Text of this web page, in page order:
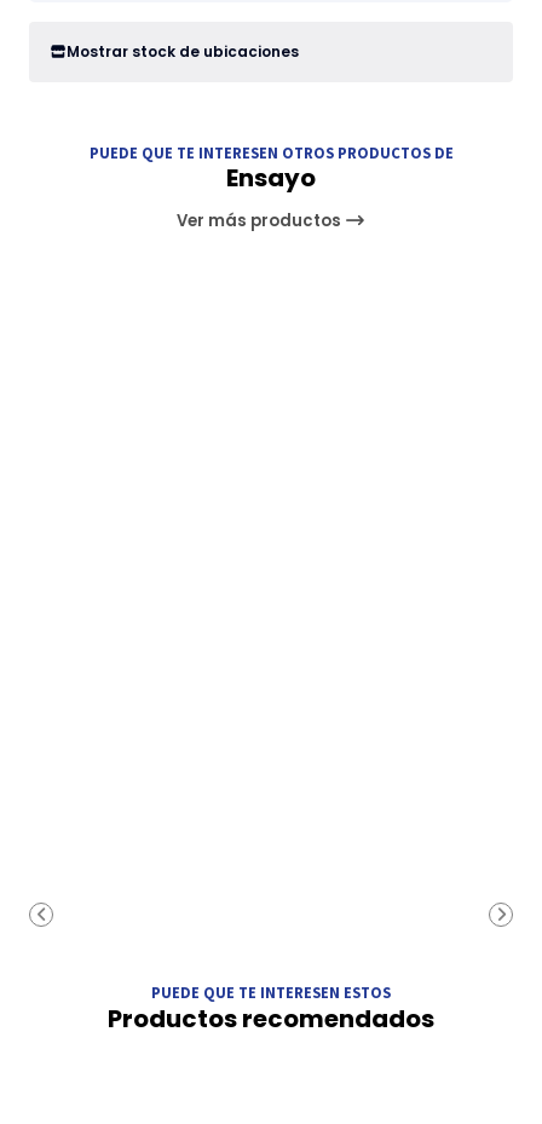
Mostrar stock de ubicaciones
PUEDE QUE TE INTERESEN OTROS PRODUCTOS DE
Ensayo
Ver más productos
PUEDE QUE TE INTERESEN ESTOS
Productos recomendados